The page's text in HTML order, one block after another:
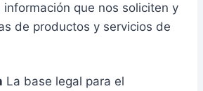
información que nos soliciten y
de productos y servicios de
La base legal para el